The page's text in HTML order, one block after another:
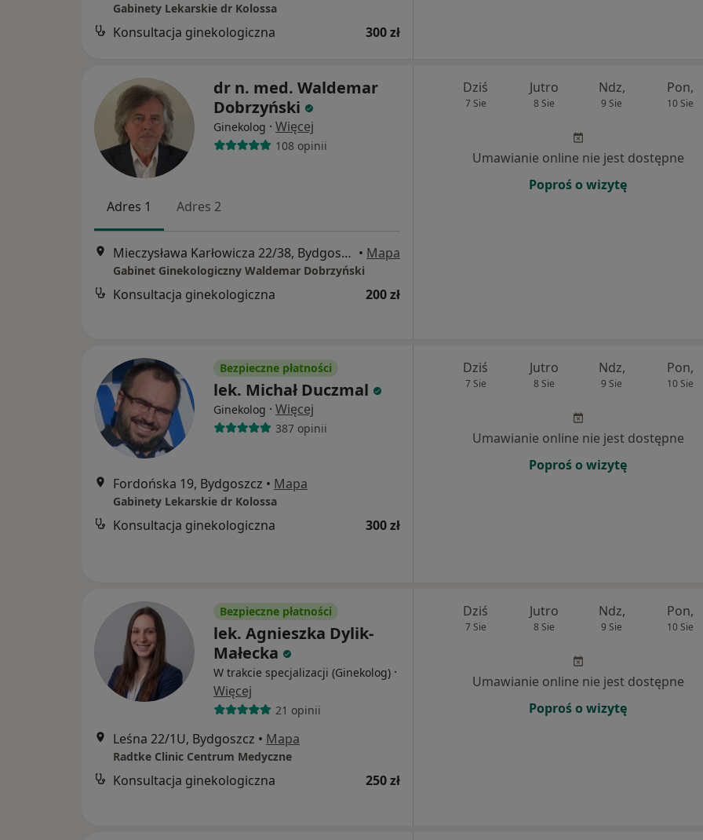
Gabinety Lekarskie dr Kolossa
Konsultacja ginekologiczna 300 zł
dr n. med. Waldemar
Dobrzyński
Ginekolog · Więcej
108 opinii
Adres 1 Adres 2
Mieczysława Karłowicza 22/38, Bydgoszcz • Mapa
Gabinet Ginekologiczny Waldemar Dobrzyński
Konsultacja ginekologiczna 200 zł
Dziś
7 Sie
Jutro
8 Sie
Ndz,
9 Sie
Pon,
10 Sie
Umawianie online nie jest dostępne
Poproś o wizytę
Bezpieczne płatności
lek. Michał Duczmal
Ginekolog · Więcej
387 opinii
Fordońska 19, Bydgoszcz • Mapa
Gabinety Lekarskie dr Kolossa
Konsultacja ginekologiczna 300 zł
Dziś
7 Sie
Jutro
8 Sie
Ndz,
9 Sie
Pon,
10 Sie
Umawianie online nie jest dostępne
Poproś o wizytę
Bezpieczne płatności
lek. Agnieszka Dylik-
Małecka
W trakcie specjalizacji (Ginekolog) ·
Więcej
21 opinii
Leśna 22/1U, Bydgoszcz • Mapa
Radtke Clinic Centrum Medyczne
Konsultacja ginekologiczna 250 zł
Dziś
7 Sie
Jutro
8 Sie
Ndz,
9 Sie
Pon,
10 Sie
Umawianie online nie jest dostępne
Poproś o wizytę